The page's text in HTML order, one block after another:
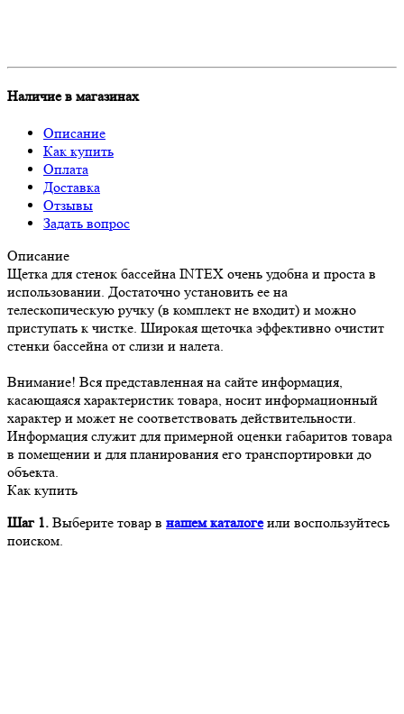
Наличие в магазинах
Описание
Как купить
Оплата
Доставка
Отзывы
Задать вопрос
Описание
Щетка для стенок бассейна INTEX очень удобна и проста в
использовании. Достаточно установить ее на
телескопическую ручку (в комплект не входит) и можно
приступать к чистке. Широкая щеточка эффективно очистит
стенки бассейна от слизи и налета.
Внимание! Вся представленная на сайте информация,
касающаяся характеристик товара, носит информационный
характер и может не соответствовать действительности.
Информация служит для примерной оценки габаритов товара
в помещении и для планирования его транспортировки до
объекта.
Как купить
Шаг 1. Выберите товар в нашем каталогеили воспользуйтесь
поиском.